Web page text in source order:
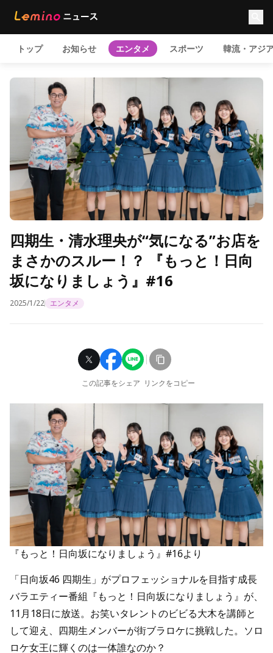
トップ お知らせ エンタメ スポーツ 韓流・アジ
四期生・清水理央が“気になる”お店を
まさかのスルー！？ 『もっと！日向
坂になりましょう』#16
2025/1/22 エンタメ
この記事をシェア リンクをコピー
『もっと！日向坂になりましょう』#16より
「日向坂46 四期生」がプロフェッショナルを目指す成長
バラエティー番組『もっと！日向坂になりましょう』が、
11月18日に放送。お笑いタレントのビビる大木を講師と
して迎え、四期生メンバーが街ブラロケに挑戦した。ソロ
ロケ女王に輝くのは一体誰なのか？